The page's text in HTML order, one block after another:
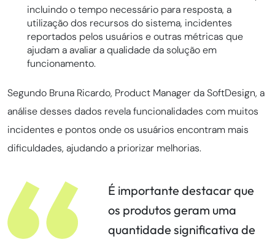
incluindo o tempo necessário para resposta, a
utilização dos recursos do sistema, incidentes
reportados pelos usuários e outras métricas que
ajudam a avaliar a qualidade da solução em
funcionamento.
Segundo Bruna Ricardo, Product Manager da SoftDesign, a
análise desses dados revela funcionalidades com muitos
incidentes e pontos onde os usuários encontram mais
dificuldades, ajudando a priorizar melhorias.
É importante destacar que
os produtos geram uma
quantidade significativa de